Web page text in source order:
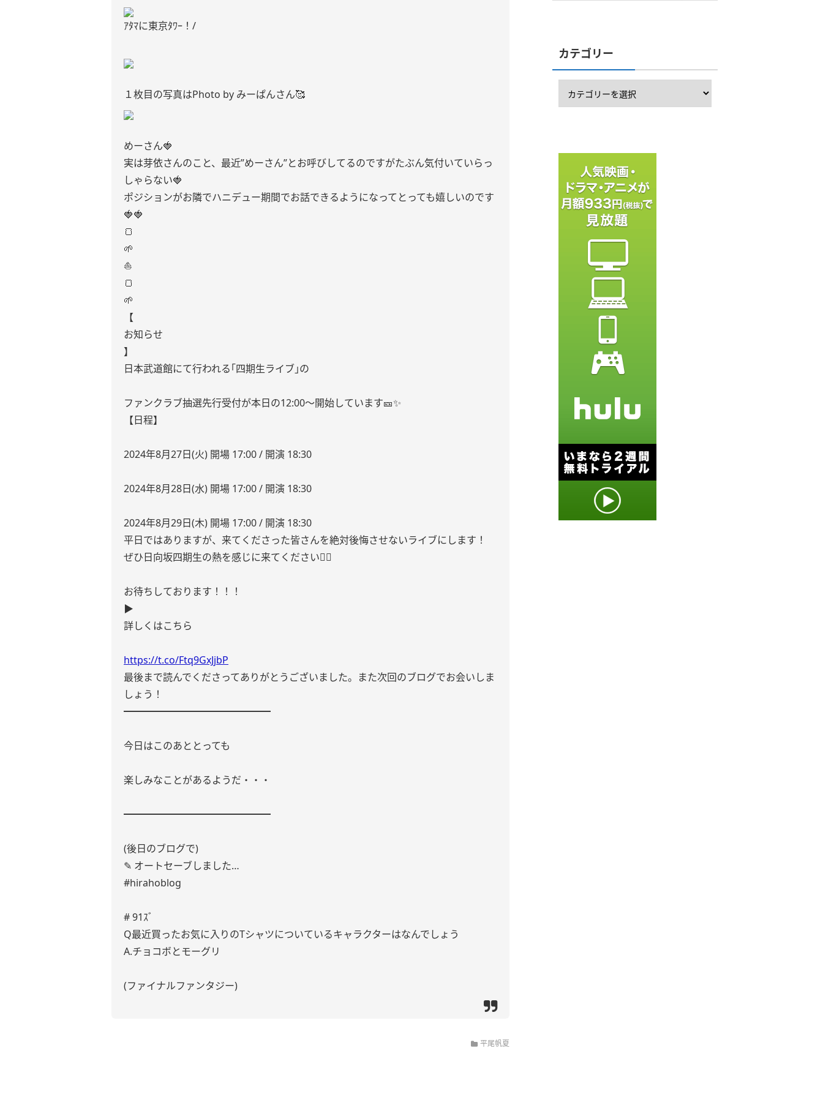
ｱﾀﾏに東京ﾀﾜｰ！/
１枚目の写真はPhoto by みーぱんさん🥰
めーさん🍓
実は芽依さんのこと、最近”めーさん”とお呼びしてるのですがたぶん気付いていらっ
しゃらない🍓
ポジションがお隣でハニデュー期間でお話できるようになってとっても嬉しいのです
🍓🍓
🍞
🌱
⛵️
🍞
🌱
【
お知らせ
】
日本武道館にて行われる｢四期生ライブ｣の
ファンクラブ抽選先行受付が本日の12:00〜開始しています🎫✨️
【日程】
2024年8月27日(火) 開場 17:00 / 開演 18:30
2024年8月28日(水) 開場 17:00 / 開演 18:30
2024年8月29日(木) 開場 17:00 / 開演 18:30
平日ではありますが、来てくださった皆さんを絶対後悔させないライブにします！
ぜひ日向坂四期生の熱を感じに来てください❤️‍🔥
お待ちしております！！！
▶︎
詳しくはこちら
https://t.co/Ftq9GxJjbP
最後まで読んでくださってありがとうございました。また次回のブログでお会いしま
しょう！
━━━━━━━━━━━━━━━
今日はこのあととっても
楽しみなことがあるようだ・・・
━━━━━━━━━━━━━━━
(後日のブログで)
✎ オートセーブしました…
#hirahoblog
# 91ｽﾞ
Q最近買ったお気に入りのTシャツについているキャラクターはなんでしょう
A.チョコボとモーグリ
(ファイナルファンタジー)
平尾帆夏
カテゴリー